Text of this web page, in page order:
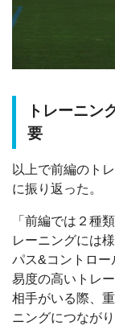
トレーニン
要
以上で前編のト
に振り返った。
「前編では２種
レーニングには
パス&コントロ
易度の高いトレ
相手がいる際、
ニングにつなが